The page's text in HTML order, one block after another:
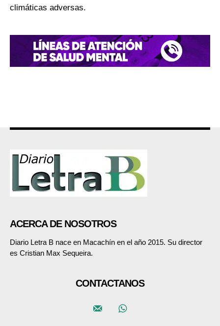
climáticas adversas.
ACERCA DE NOSOTROS
Diario Letra B nace en Macachín en el año 2015. Su director
es Cristian Max Sequeira.
CONTACTANOS